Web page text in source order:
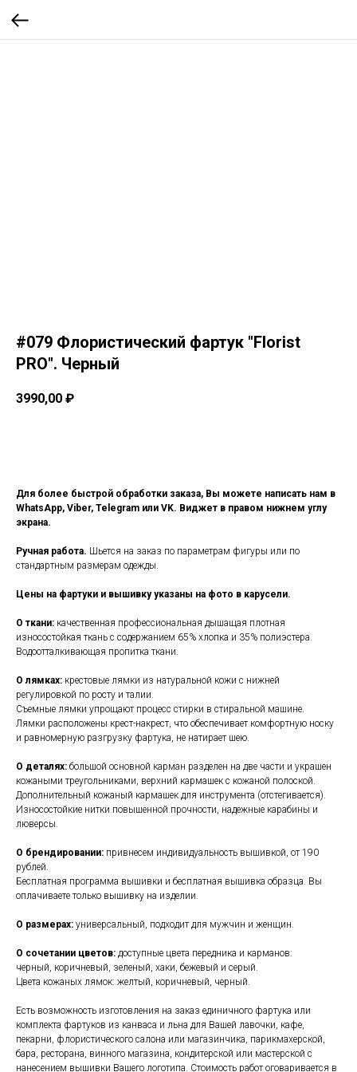
#079 Флористический фартук "Florist
PRO". Черный
3990,00 ₽
Для более быстрой обработки заказа, Вы можете написать нам в
WhatsApp, Viber, Telegram или VK. Виджет в правом нижнем углу
экрана.
Ручная работа. Шьется на заказ по параметрам фигуры или по
стандартным размерам одежды.
Цены на фартуки и вышивку указаны на фото в карусели.
О ткани: качественная профессиональная дышащая плотная
износостойкая ткань с содержанием 65% хлопка и 35% полиэстера.
Водоотталкивающая пропитка ткани.
О лямках: крестовые лямки из натуральной кожи с нижней
регулировкой по росту и талии.
Съемные лямки упрощают процесс стирки в стиральной машине.
Лямки расположены крест-накрест, что обеспечивает комфортную носку
и равномерную разгрузку фартука, не натирает шею.
О деталях: большой основной карман разделен на две части и украшен
кожаными треугольниками, верхний кармашек с кожаной полоской.
Дополнительный кожаный кармашек для инструмента (отстегивается).
Износостойкие нитки повышенной прочности, надежные карабины и
люверсы.
О брендировании: привнесем индивидуальность вышивкой, от 190
рублей.
Бесплатная программа вышивки и бесплатная вышивка образца. Вы
оплачиваете только вышивку на изделии.
О размерах: универсальный, подходит для мужчин и женщин.
О сочетании цветов: доступные цвета передника и карманов:
черный, коричневый, зеленый, хаки, бежевый и серый.
Цвета кожаных лямок: желтый, коричневый, черный.
Есть возможность изготовления на заказ единичного фартука или
комплекта фартуков из канваса и льна для Вашей лавочки, кафе,
пекарни, флористического салона или магазинчика, парикмахерской,
бара, ресторана, винного магазина, кондитерской или мастерской с
нанесением вышивки Вашего логотипа. Стоимость работ оговаривается в